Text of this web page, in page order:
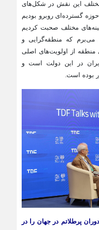
این نقش در شکل‌های
گسترده‌ای روبرو بودیم
مختلف صحبت کردیم
می‌برم که منطقه‌گرایی و
منطقه از اولویت‌های اصلی
در این دولت است و
بوده است.
پرطلاتم در جهان را در